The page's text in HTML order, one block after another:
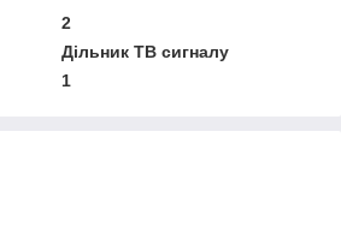
2
Дільник ТВ сигналу
1